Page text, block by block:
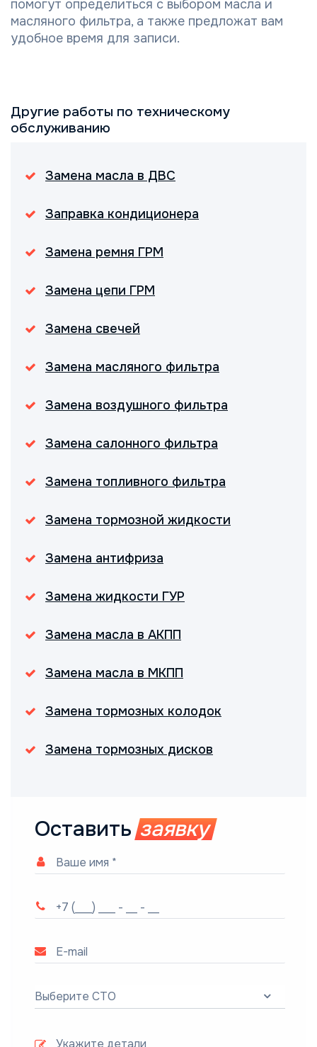
помогут определиться с выбором масла и
масляного фильтра, а также предложат вам
удобное время для записи.
Другие работы по техническому
обслуживанию
Замена масла в ДВС
Заправка кондиционера
Замена ремня ГРМ
Замена цепи ГРМ
Замена свечей
Замена масляного фильтра
Замена воздушного фильтра
Замена салонного фильтра
Замена топливного фильтра
Замена тормозной жидкости
Замена антифриза
Замена жидкости ГУР
Замена масла в АКПП
Замена масла в МКПП
Замена тормозных колодок
Замена тормозных дисков
Оставить заявку
Выберите СТО